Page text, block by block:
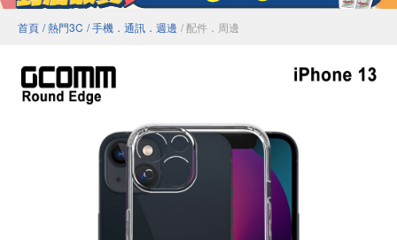
首頁 / 熱門3C / 手機．通訊．週邊 / 配件．周邊